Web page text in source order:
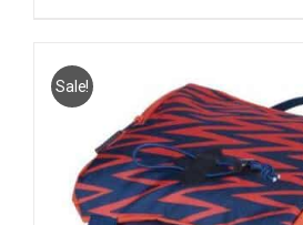
Sale!